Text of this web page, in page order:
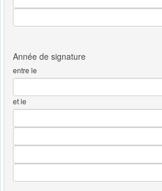
entre le
et le